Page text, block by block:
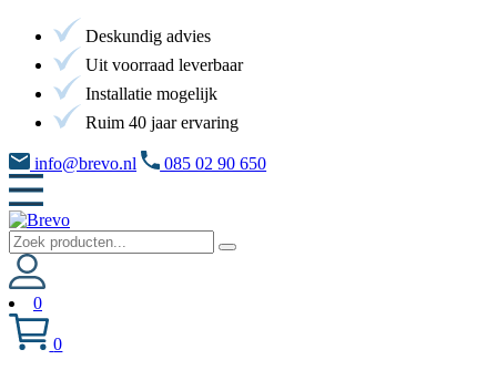
Deskundig advies
Uit voorraad leverbaar
Installatie mogelijk
Ruim 40 jaar ervaring
info@brevo.nl 085 02 90 650
0
0